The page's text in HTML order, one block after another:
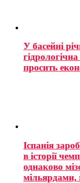
У басейні
просить
Іспанія
в історії
однаково